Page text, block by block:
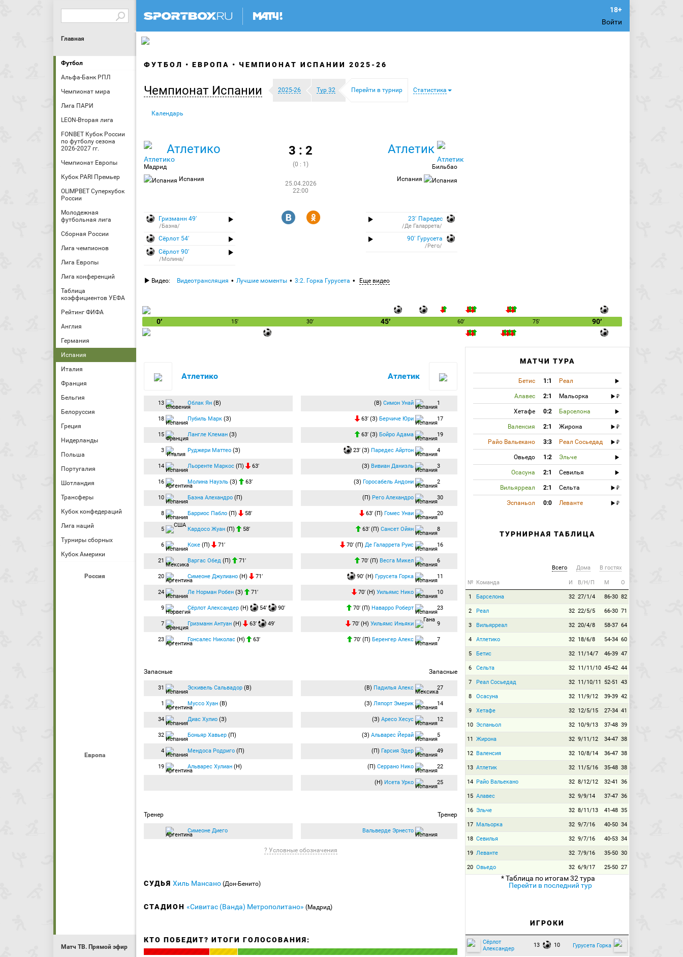
Войти
Главная
Футбол
Альфа-Банк РПЛ
Чемпионат мира
Лига ПАРИ
LEON-Вторая лига
FONBET Кубок России
по футболу сезона
2026-2027 гг.
Чемпионат Европы
Кубок PARI Премьер
OLIMPBET Суперкубок
России
Молодежная
футбольная лига
Сборная России
Лига чемпионов
Лига Европы
Лига конференций
Таблица
коэффициентов УЕФА
Рейтинг ФИФА
Англия
Германия
Испания
Италия
Франция
Бельгия
Белоруссия
Греция
Нидерланды
Польша
Португалия
Шотландия
Трансферы
Кубок конфедераций
Лига наций
Турниры сборных
Кубок Америки
Россия
Европа
Матч ТВ. Прямой эфир
ФУТБОЛ ЕВРОПА ЧЕМПИОНАТ ИСПАНИИ 2025-26
Чемпионат Испании 2025-26 Тур 32 Перейти в турнир Статистика
Календарь
Атлетико
Мадрид
Испания
3 : 2
(0 : 1)
25.04.2026
22:00
Атлетик
Бильбао
Испания
Гризманн 49′
/Баэна/
Сёрлот 54′
Сёрлот 90′
/Молина/
R Y 23′ Паредес
/Де Галаррета/
90′ Гурусета
/Рего/
Видео: Видеотрансляция Лучшие моменты 3:2. Горка Гурусета Еще видео
0′ 15′ 30′ 45′ 60′ 75′ 90′
Атлетико
13 Облак Ян (В)
18 Пубиль Марк (З)
15 Лангле Клеман (З)
3 Руджери Маттео (З)
14 Льоренте Маркос (П) 63′
16 Молина Науэль (З) 63′
10 Баэна Алехандро (П)
8 Барриос Пабло (П) 58′
5 Кардосо Жуан (П) 58′
6 Коке (П) 71′
21 Варгас Обед (П) 71′
20 Симеоне Джулиано (Н) 71′
24 Ле Норман Робен (З) 71′
9 Сёрлот Александер (Н) 54′ 90′
7 Гризманн Антуан (Н) 63′ 49′
23 Гонсалес Николас (Н) 63′
Запасные
31 Эскивель Сальвадор (В)
1 Муссо Хуан (В)
34 Диас Хулио (З)
32 Боньяр Хавьер (П)
4 Мендоса Родриго (П)
19 Альварес Хулиан (Н)
Тренер
Симеоне Диего
Атлетик
(В) Симон Унай 1
63′ (З) Берчиче Юри 17
63′ (З) Бойро Адама 19
23′ (З) Паредес Айртон 4
(З) Вивиан Даниэль 3
(З) Горосабель Андони 2
(П) Рего Алехандро 30
63′ (П) Гомес Унаи 20
63′ (П) Сансет Ойян 8
70′ (П) Де Галаррета Руис 16
70′ (П) Весга Микел 6
90′ (Н) Гурусета Горка 11
70′ (Н) Уильямс Нико 10
70′ (П) Наварро Роберт 23
70′ (Н) Уильямс Иньяки 9
70′ (П) Беренгер Алекс 7
Запасные
(В) Падилья Алекс 27
(З) Ляпорт Эмерик 14
(З) Аресо Хесус 12
(З) Альварес Йерай 5
(П) Гарсия Эдер 49
(П) Серрано Нико 22
(Н) Исета Урко 25
Тренер
Вальверде Эрнесто
? Условные обозначения
СУДЬЯ Хиль Мансано (Дон-Бенито)
СТАДИОН «Сивитас (Ванда) Метрополитано» (Мадрид)
КТО ПОБЕДИТ? ИТОГИ ГОЛОСОВАНИЯ:
МАТЧИ ТУРА
Бетис 1:1 Реал
Алавес 2:1 Мальорка
Хетафе 0:2 Барселона
Валенсия 2:1 Жирона
Райо Вальекано 3:3 Реал Сосьедад
Овьедо 1:2 Эльче
Осасуна 2:1 Севилья
Вильярреал 2:1 Сельта
Эспаньол 0:0 Леванте
ТУРНИРНАЯ ТАБЛИЦА
Всего Дома В гостях
№ Команда И В/Н/П М О
1 Барселона 32 27/1/4 86-30 82
2 Реал 32 22/5/5 66-30 71
3 Вильярреал 32 20/4/8 58-37 64
4 Атлетико 32 18/6/8 54-34 60
5 Бетис 32 11/14/7 46-39 47
6 Сельта 32 11/11/10 45-42 44
7 Реал Сосьедад 32 11/10/11 52-51 43
8 Осасуна 32 11/9/12 39-39 42
9 Хетафе 32 12/5/15 27-34 41
10 Эспаньол 32 10/9/13 37-48 39
11 Жирона 32 9/11/12 34-47 38
12 Валенсия 32 10/8/14 36-47 38
13 Атлетик 32 11/5/16 35-48 38
14 Райо Вальекано 32 8/12/12 32-41 36
15 Алавес 32 9/9/14 37-47 36
16 Эльче 32 8/11/13 41-48 35
17 Мальорка 32 9/7/16 40-50 34
18 Севилья 32 9/7/16 40-53 34
19 Леванте 32 7/9/16 35-50 30
20 Овьедо 32 6/9/17 25-50 27
* Таблица по итогам 32 тура
Перейти в последний тур
ИГРОКИ
Сёрлот
Александер
13 10 Гурусета Горка